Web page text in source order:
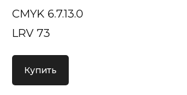
CMYK 6.7.13.0
LRV 73
Купить